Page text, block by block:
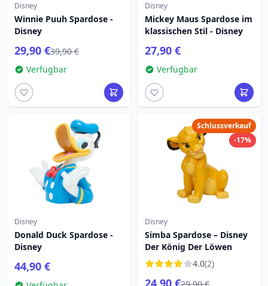
Disney
Winnie Puuh Spardose -
Disney
29,90 €39,90 €
Verfügbar
Disney
Mickey Maus Spardose im
klassischen Stil - Disney
27,90 €
Verfügbar
Disney
Donald Duck Spardose -
Disney
44,90 €
Schlussverkauf
-17%
Disney
Simba Spardose – Disney
Der König Der Löwen
4.0(2)
24,90 €